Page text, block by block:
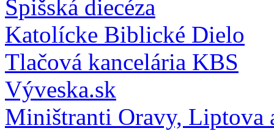
Spišská diecéza
Katolícke Biblické Dielo
Tlačová kancelária KBS
Výveska.sk
Miništranti Oravy, Liptova